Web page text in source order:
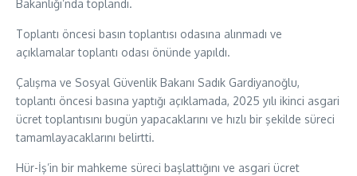
Bakanlığı’nda toplandı.
Toplantı öncesi basın toplantısı odasına alınmadı ve
açıklamalar toplantı odası önünde yapıldı.
Çalışma ve Sosyal Güvenlik Bakanı Sadık Gardiyanoğlu,
toplantı öncesi basına yaptığı açıklamada, 2025 yılı ikinci asgari
ücret toplantısını bugün yapacaklarını ve hızlı bir şekilde süreci
tamamlayacaklarını belirtti.
Hür-İş’in bir mahkeme süreci başlattığını ve asgari ücret